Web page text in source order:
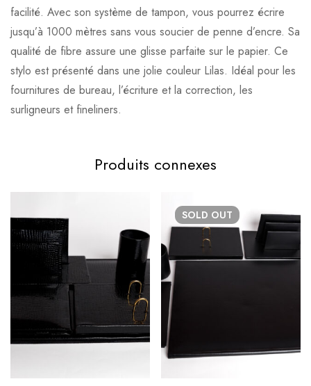
facilité. Avec son système de tampon, vous pourrez écrire
jusqu’à 1000 mètres sans vous soucier de penne d’encre. Sa
qualité de fibre assure une glisse parfaite sur le papier. Ce
stylo est présenté dans une jolie couleur Lilas. Idéal pour les
fournitures de bureau, l’écriture et la correction, les
surligneurs et fineliners.
Produits connexes
SOLD OUT